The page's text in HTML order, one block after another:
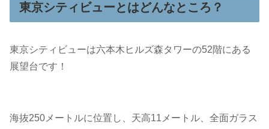
東京シティビューとはどんなところ？
東京シティビューは六本木ヒルズ森タワーの52階にある
展望台です！
海抜250メートルに位置し、天高11メートル、全面ガラス